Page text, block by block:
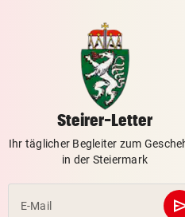
Madrid bis 2032
UKRAINISCHER ANGRIFF?
Vor Oman havarierter Tanker:
Ölkatastrophe droht
ÖFB-Kicker Wimmer packt
ABSCHIED AUS ENGLAND vor 3
Steirer-Letter
Ihr täglicher Begleiter zum
in der Steiermark
E-Mail